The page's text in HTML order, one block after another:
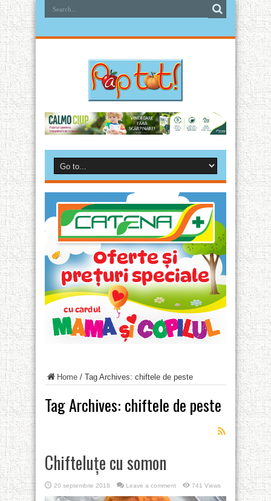
Home / Tag Archives: chiftele de peste
Tag Archives: chiftele de peste
Chifteluțe cu somon
20 septembrie 2018 Leave a comment 741 Views